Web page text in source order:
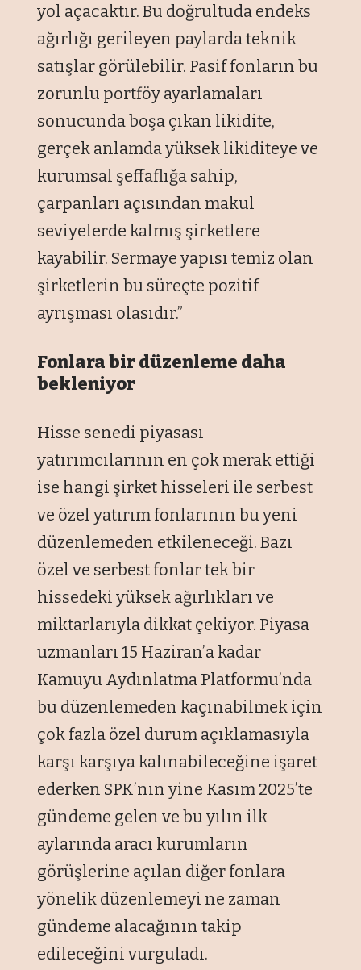
yol açacaktır. Bu doğrultuda endeks
ağırlığı gerileyen paylarda teknik
satışlar görülebilir. Pasif fonların bu
zorunlu portföy ayarlamaları
sonucunda boşa çıkan likidite,
gerçek anlamda yüksek likiditeye ve
kurumsal şeffaflığa sahip,
çarpanları açısından makul
seviyelerde kalmış şirketlere
kayabilir. Sermaye yapısı temiz olan
şirketlerin bu süreçte pozitif
ayrışması olasıdır.”
Fonlara bir düzenleme daha
bekleniyor
Hisse senedi piyasası
yatırımcılarının en çok merak ettiği
ise hangi şirket hisseleri ile serbest
ve özel yatırım fonlarının bu yeni
düzenlemeden etkileneceği. Bazı
özel ve serbest fonlar tek bir
hissedeki yüksek ağırlıkları ve
miktarlarıyla dikkat çekiyor. Piyasa
uzmanları 15 Haziran’a kadar
Kamuyu Aydınlatma Platformu’nda
bu düzenlemeden kaçınabilmek için
çok fazla özel durum açıklamasıyla
karşı karşıya kalınabileceğine işaret
ederken SPK’nın yine Kasım 2025’te
gündeme gelen ve bu yılın ilk
aylarında aracı kurumların
görüşlerine açılan diğer fonlara
yönelik düzenlemeyi ne zaman
gündeme alacağının takip
edileceğini vurguladı.